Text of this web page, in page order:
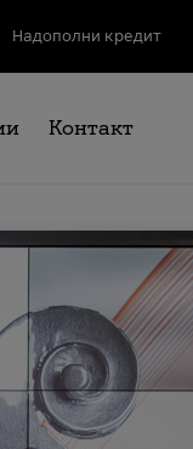
Надополни кредит
Контакт